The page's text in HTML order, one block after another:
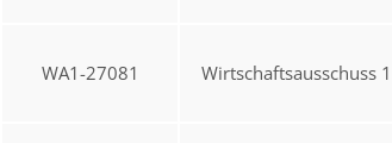
WA1-27081 Wirtschaftsausschuss 1